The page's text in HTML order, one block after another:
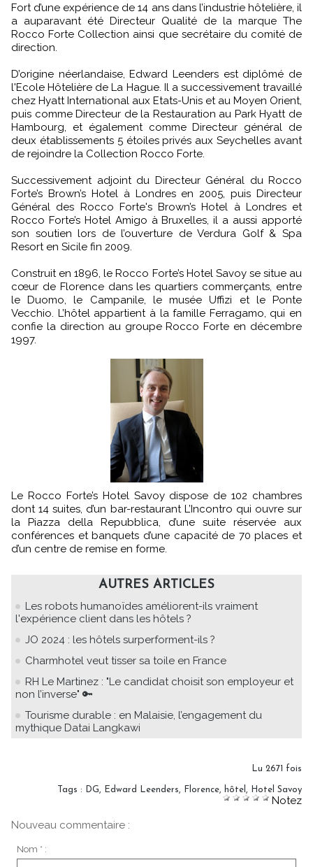
Fort d’une expérience de 14 ans dans l’industrie hôtelière, il
a auparavant été Directeur Qualité de la marque The
Rocco Forte Collection ainsi que secrétaire du comité de
direction.
D’origine néerlandaise, Edward Leenders est diplômé de
l'Ecole Hôtelière de La Hague. Il a successivement travaillé
chez Hyatt International aux Etats-Unis et au Moyen Orient,
puis comme Directeur de la Restauration au Park Hyatt de
Hambourg, et également comme Directeur général de
deux établissements 5 étoiles privés aux Seychelles avant
de rejoindre la Collection Rocco Forte.
Successivement adjoint du Directeur Général du Rocco
Forte’s Brown’s Hotel à Londres en 2005, puis Directeur
Général des Rocco Forte's Brown’s Hotel à Londres et
Rocco Forte’s Hotel Amigo à Bruxelles, il a aussi apporté
son soutien lors de l’ouverture de Verdura Golf & Spa
Resort en Sicile fin 2009.
Construit en 1896, le Rocco Forte’s Hotel Savoy se situe au
cœur de Florence dans les quartiers commerçants, entre
le Duomo, le Campanile, le musée Uffizi et le Ponte
Vecchio. L’hôtel appartient à la famille Ferragamo, qui en
confie la direction au groupe Rocco Forte en décembre
1997.
Le Rocco Forte’s Hotel Savoy dispose de 102 chambres
dont 14 suites, d’un bar-restaurant L’Incontro qui ouvre sur
la Piazza della Repubblica, d’une suite réservée aux
conférences et banquets d’une capacité de 70 places et
d’un centre de remise en forme.
AUTRES ARTICLES
Les robots humanoïdes améliorent-ils vraiment
l'expérience client dans les hôtels ?
JO 2024 : les hôtels surperforment-ils ?
Charmhotel veut tisser sa toile en France
RH Le Martinez : "Le candidat choisit son employeur et
non l’inverse" 🔑
Tourisme durable : en Malaisie, l’engagement du
mythique Datai Langkawi
Lu 2671 fois
Tags : DG Edward Leenders Florence hôtel Hotel Savoy
Notez
Nouveau commentaire :
Nom * :